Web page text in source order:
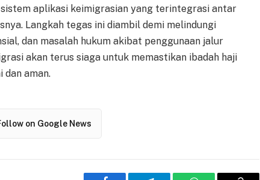
aplikasi keimigrasian yang terintegrasi antar
Langkah tegas ini diambil demi melindungi
dan masalah hukum akibat penggunaan jalur
akan terus siaga untuk memastikan ibadah haji
dan aman.
on Google News